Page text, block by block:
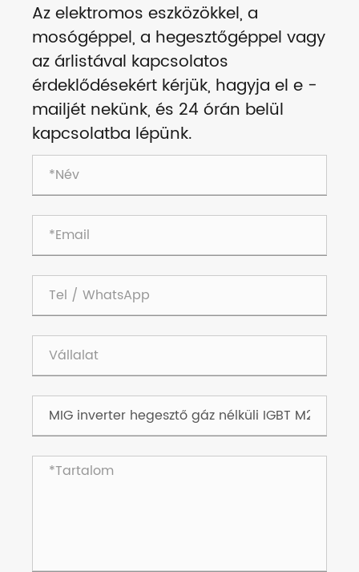
Az elektromos eszközökkel, a
mosógéppel, a hegesztőgéppel vagy
az árlistával kapcsolatos
érdeklődésekért kérjük, hagyja el e -
mailjét nekünk, és 24 órán belül
kapcsolatba lépünk.